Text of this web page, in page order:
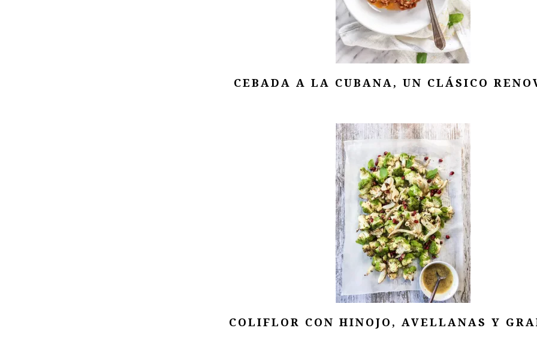
CEBADA A LA CUBANA, UN CLÁSICO
COLIFLOR CON HINOJO, AVELLANAS Y